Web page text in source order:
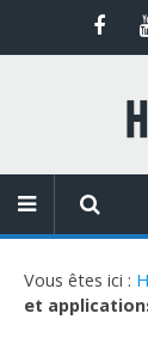
Vous êtes ici :
et